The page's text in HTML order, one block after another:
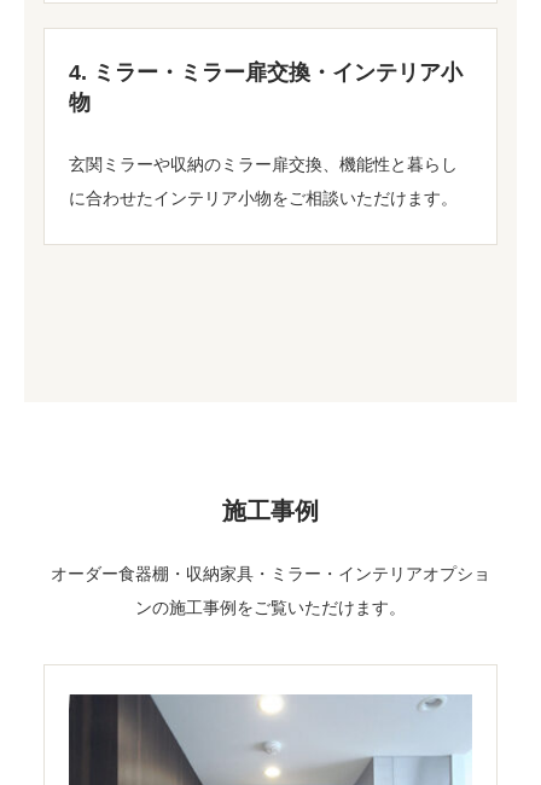
4. ミラー・ミラー扉交換・インテリア小
物
玄関ミラーや収納のミラー扉交換、機能性と暮らし
に合わせたインテリア小物をご相談いただけます。
施工事例
オーダー食器棚・収納家具・ミラー・インテリアオプショ
ンの施工事例をご覧いただけます。